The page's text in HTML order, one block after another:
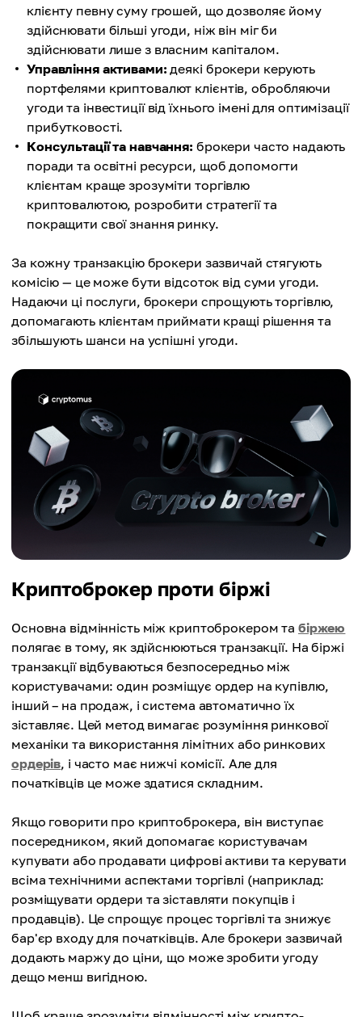
клієнту певну суму грошей, що дозволяє йому
здійснювати більші угоди, ніж він міг би
здійснювати лише з власним капіталом.
Управління активами: деякі брокери керують
портфелями криптовалют клієнтів, обробляючи
угоди та інвестиції від їхнього імені для оптимізації
прибутковості.
Консультації та навчання: брокери часто надають
поради та освітні ресурси, щоб допомогти
клієнтам краще зрозуміти торгівлю
криптовалютою, розробити стратегії та
покращити свої знання ринку.
За кожну транзакцію брокери зазвичай стягують
комісію — це може бути відсоток від суми угоди.
Надаючи ці послуги, брокери спрощують торгівлю,
допомагають клієнтам приймати кращі рішення та
збільшують шанси на успішні угоди.
Криптоброкер проти біржі
Основна відмінність між криптоброкером та біржею
полягає в тому, як здійснюються транзакції. На біржі
транзакції відбуваються безпосередньо між
користувачами: один розміщує ордер на купівлю,
інший – на продаж, і система автоматично їх
зіставляє. Цей метод вимагає розуміння ринкової
механіки та використання лімітних або ринкових
ордерів, і часто має нижчі комісії. Але для
початківців це може здатися складним.
Якщо говорити про криптоброкера, він виступає
посередником, який допомагає користувачам
купувати або продавати цифрові активи та керувати
всіма технічними аспектами торгівлі (наприклад:
розміщувати ордери та зіставляти покупців і
продавців). Це спрощує процес торгівлі та знижує
бар'єр входу для початківців. Але брокери зазвичай
додають маржу до ціни, що може зробити угоду
дещо менш вигідною.